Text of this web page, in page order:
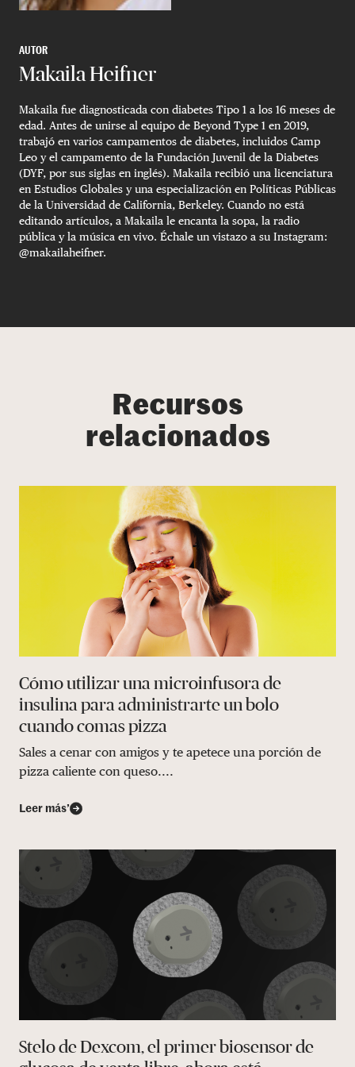
AUTOR
Makaila Heifner
Makaila fue diagnosticada con diabetes Tipo 1 a los 16 meses de
edad. Antes de unirse al equipo de Beyond Type 1 en 2019,
trabajó en varios campamentos de diabetes, incluidos Camp
Leo y el campamento de la Fundación Juvenil de la Diabetes
(DYF, por sus siglas en inglés). Makaila recibió una licenciatura
en Estudios Globales y una especialización en Políticas Públicas
de la Universidad de California, Berkeley. Cuando no está
editando artículos, a Makaila le encanta la sopa, la radio
pública y la música en vivo. Échale un vistazo a su Instagram:
@makailaheifner.
Recursos
relacionados
Cómo utilizar una microinfusora de
insulina para administrarte un bolo
cuando comas pizza
Sales a cenar con amigos y te apetece una porción de
pizza caliente con queso....
Leer más’
Stelo de Dexcom, el primer biosensor de